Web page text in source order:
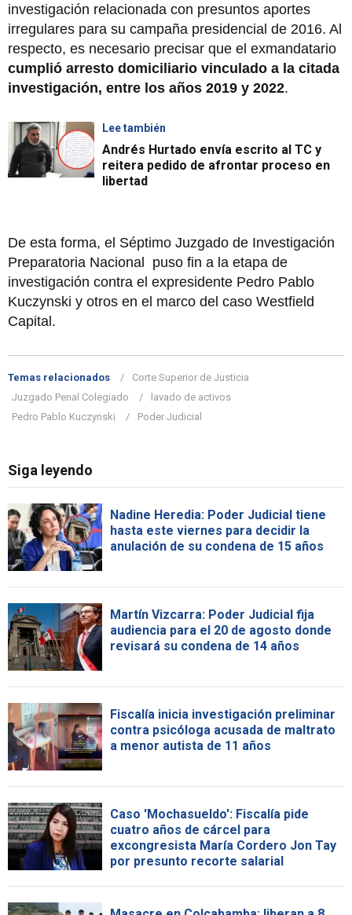
investigación relacionada con presuntos aportes
irregulares para su campaña presidencial de 2016. Al
respecto, es necesario precisar que el exmandatario
cumplió arresto domiciliario vinculado a la citada
investigación, entre los años 2019 y 2022.
Lee también
Andrés Hurtado envía escrito al TC y
reitera pedido de afrontar proceso en
libertad
De esta forma, el Séptimo Juzgado de Investigación
Preparatoria Nacional puso fin a la etapa de
investigación contra el expresidente Pedro Pablo
Kuczynski y otros en el marco del caso Westfield
Capital.
Temas relacionados
Corte Superior de Justicia
Juzgado Penal Colegiado
lavado de activos
Pedro Pablo Kuczynski
Poder Judicial
Siga leyendo
Nadine Heredia: Poder Judicial tiene
hasta este viernes para decidir la
anulación de su condena de 15 años
Martín Vizcarra: Poder Judicial fija
audiencia para el 20 de agosto donde
revisará su condena de 14 años
Fiscalía inicia investigación preliminar
contra psicóloga acusada de maltrato
a menor autista de 11 años
Caso 'Mochasueldo': Fiscalía pide
cuatro años de cárcel para
excongresista María Cordero Jon Tay
por presunto recorte salarial